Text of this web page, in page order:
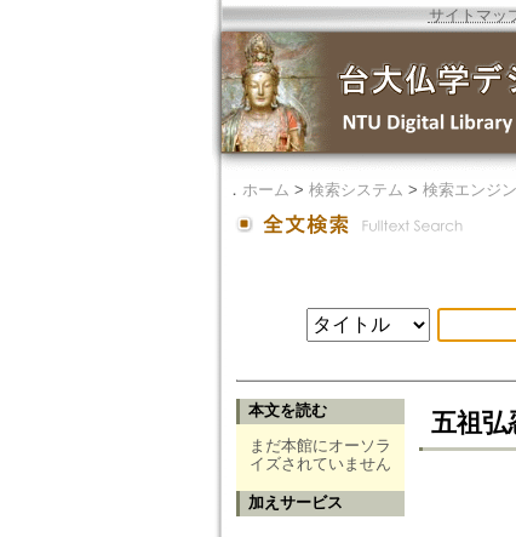
サイトマッ
． ホーム > 検索システム > 検索エンジン
本文を読む
まだ本館にオーソラ
イズされていません
加えサービス
五祖弘